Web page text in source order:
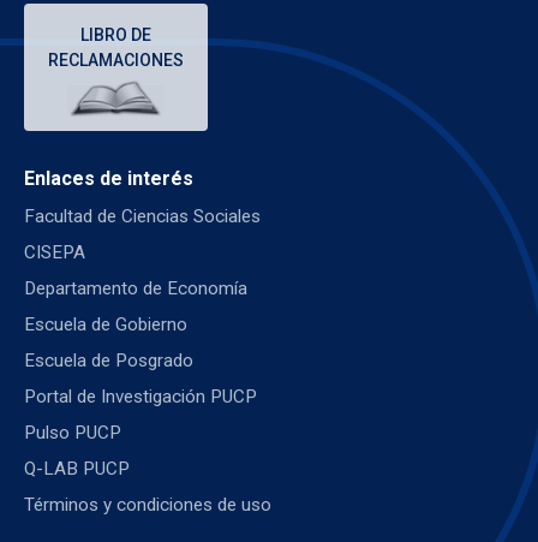
LIBRO DE
RECLAMACIONES
Enlaces de interés
Facultad de Ciencias Sociales
CISEPA
Departamento de Economía
Escuela de Gobierno
Escuela de Posgrado
Portal de Investigación PUCP
Pulso PUCP
Q-LAB PUCP
Términos y condiciones de uso